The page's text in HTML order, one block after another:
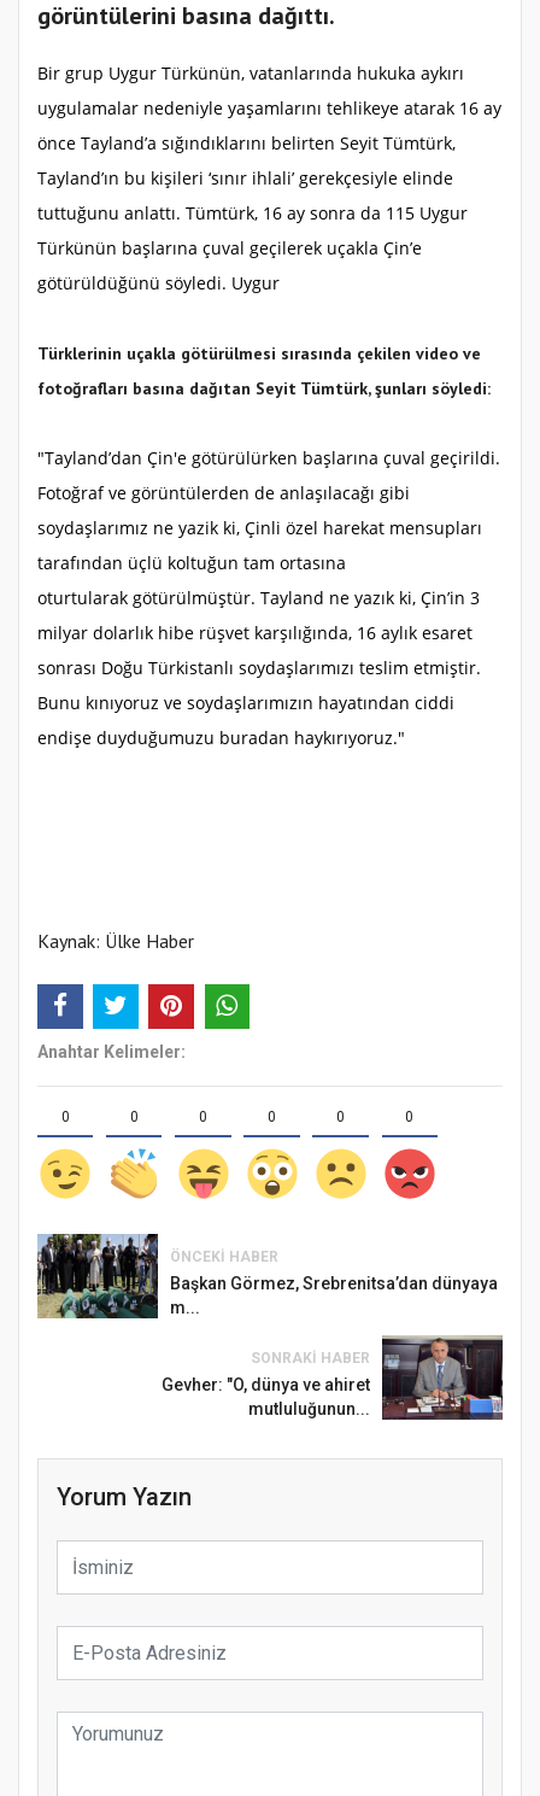
görüntülerini basına dağıttı.
Bir grup Uygur Türkünün, vatanlarında hukuka aykırı
uygulamalar nedeniyle yaşamlarını tehlikeye atarak 16 ay
önce Tayland’a sığındıklarını belirten Seyit Tümtürk,
Tayland’ın bu kişileri ‘sınır ihlali’ gerekçesiyle elinde
tuttuğunu anlattı. Tümtürk, 16 ay sonra da 115 Uygur
Türkünün başlarına çuval geçilerek uçakla Çin’e
götürüldüğünü söyledi. Uygur
Türklerinin uçakla götürülmesi sırasında çekilen video ve
fotoğrafları basına dağıtan Seyit Tümtürk, şunları söyledi:
"Tayland’dan Çin'e götürülürken başlarına çuval geçirildi.
Fotoğraf ve görüntülerden de anlaşılacağı gibi
soydaşlarımız ne yazik ki, Çinli özel harekat mensupları
tarafından üçlü koltuğun tam ortasına
oturtularak götürülmüştür. Tayland ne yazık ki, Çin’in 3
milyar dolarlık hibe rüşvet karşılığında, 16 aylık esaret
sonrası Doğu Türkistanlı soydaşlarımızı teslim etmiştir.
Bunu kınıyoruz ve soydaşlarımızın hayatından ciddi
endişe duyduğumuzu buradan haykırıyoruz."
Kaynak: Ülke Haber
Anahtar Kelimeler:
0 0 0 0 0 0
ÖNCEKI HABER
Başkan Görmez, Srebrenitsa’dan dünyaya
m...
SONRAKI HABER
Gevher: "O, dünya ve ahiret
mutluluğunun...
Yorum Yazın
Samsun Atakum’da Ayasofya Camii
Etkinliği